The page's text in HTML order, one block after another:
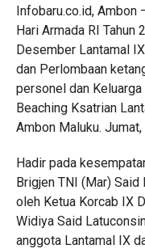
Infobaru.co.id, Ambon
Hari Armada RI Tahun
Desember Lantamal
dan Perlombaan
personel dan
Beaching Ksatrian
Ambon Maluku.
Hadir pada
Brigjen TNI (Mar) Said
oleh Ketua Korcab IX
Widiya Said
anggota Lantamal IX